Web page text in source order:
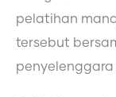
pelatihan
tersebut